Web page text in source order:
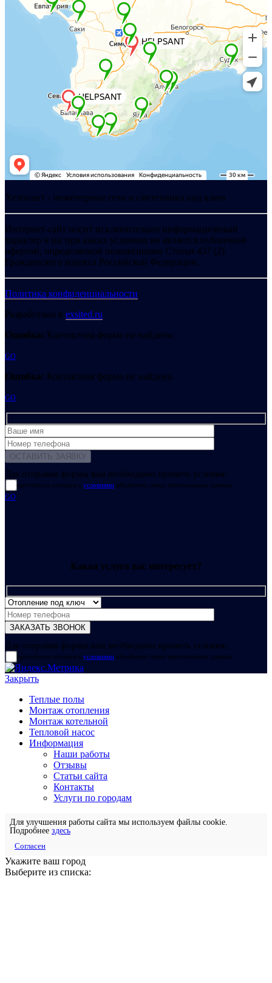
Хелпсант - инженерные сети и сантехника под ключ
Интернет-сайт носит исключительно информационный
характер и ни при каких условиях не является публичной
офертой, определяемой положениями Статьи 437 (2)
Гражданского кодекса Российской Федерации.
Политика конфиденциальности
Разработано в exsited.ru
Ошибка: Контактная форма не найдена.
GO
Ошибка: Контактная форма не найдена.
GO
Для отправки формы вам необходимо принять условия:
прочитал и согласен с условиями обработки своих персональных данных
GO
Какая услуга вас интересует?
Для отправки формы вам необходимо принять условия:
прочитал и согласен с условиями обработки своих персональных данных
Закрыть
Теплые полы
Монтаж отопления
Монтаж котельной
Тепловой насос
Информация
Наши работы
Отзывы
Статьи сайта
Контакты
Услуги по городам
Для улучшения работы сайта мы используем файлы cookie.
Подробнее здесь
Согласен
Укажите ваш город
Выберите из списка: